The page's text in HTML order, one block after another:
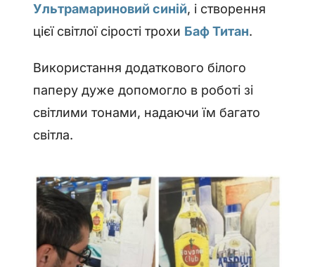
Ультрамариновий синій, і створення
цієї світлої сірості трохи Баф Титан.
Використання додаткового білого
паперу дуже допомогло в роботі зі
світлими тонами, надаючи їм багато
світла.